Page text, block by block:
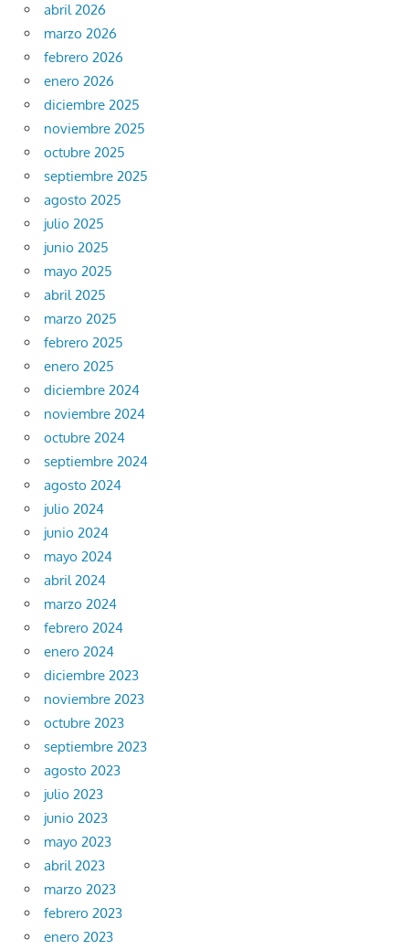
abril 2026
marzo 2026
febrero 2026
enero 2026
diciembre 2025
noviembre 2025
octubre 2025
septiembre 2025
agosto 2025
julio 2025
junio 2025
mayo 2025
abril 2025
marzo 2025
febrero 2025
enero 2025
diciembre 2024
noviembre 2024
octubre 2024
septiembre 2024
agosto 2024
julio 2024
junio 2024
mayo 2024
abril 2024
marzo 2024
febrero 2024
enero 2024
diciembre 2023
noviembre 2023
octubre 2023
septiembre 2023
agosto 2023
julio 2023
junio 2023
mayo 2023
abril 2023
marzo 2023
febrero 2023
enero 2023